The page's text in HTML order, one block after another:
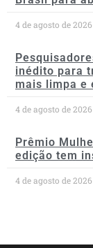
4 de agosto de 2026
inédito para
mais limpa e
4 de agosto de 2026
Prêmio
edição tem
4 de agosto de 2026